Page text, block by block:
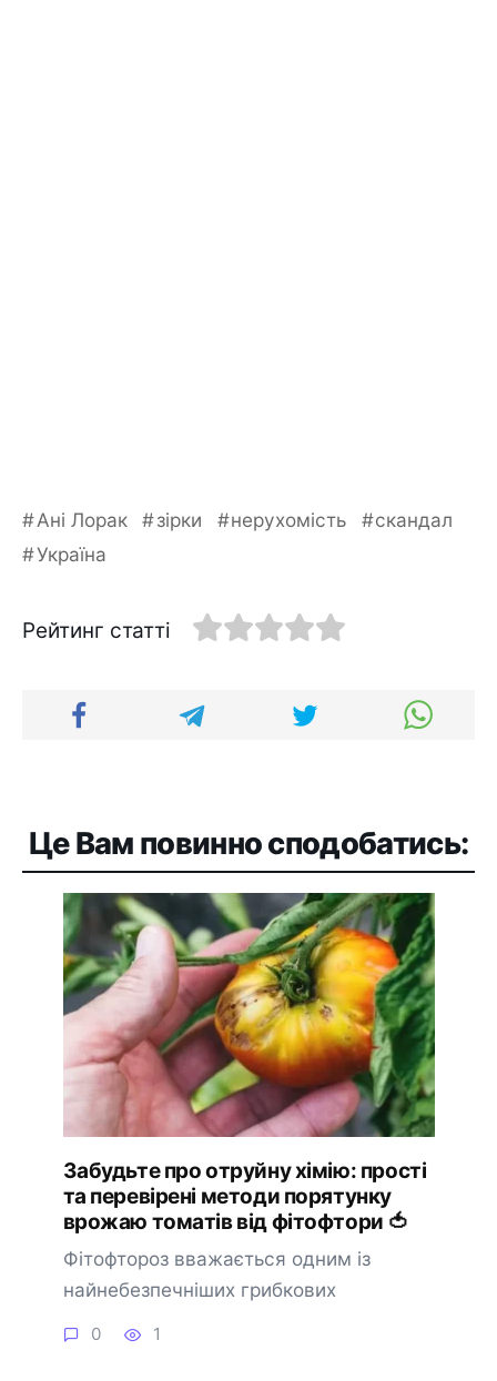
Ані Лорак зірки нерухомість
скандал
Україна
Рейтинг статті
Це Вам повинно сподобатись:
Забудьте про отруйну хімію: прості
та перевірені методи порятунку
врожаю томатів від фітофтори 🍅
Фітофтороз вважається одним із
найнебезпечніших грибкових
0 1